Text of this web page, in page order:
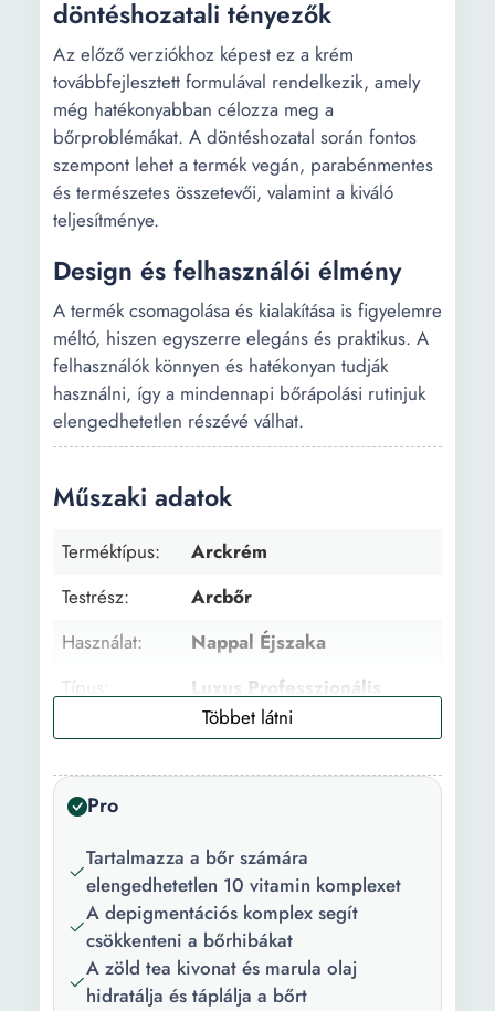
döntéshozatali tényezők
Az előző verziókhoz képest ez a krém
továbbfejlesztett formulával rendelkezik, amely
még hatékonyabban célozza meg a
bőrproblémákat. A döntéshozatal során fontos
szempont lehet a termék vegán, parabénmentes
és természetes összetevői, valamint a kiváló
teljesítménye.
Design és felhasználói élmény
A termék csomagolása és kialakítása is figyelemre
méltó, hiszen egyszerre elegáns és praktikus. A
felhasználók könnyen és hatékonyan tudják
használni, így a mindennapi bőrápolási rutinjuk
elengedhetetlen részévé válhat.
Műszaki adatok
Terméktípus:
Arckrém
Testrész:
Arcbőr
Használat:
Nappal Éjszaka
Típus:
Luxus Professzionális
Fő összetevő:
Hialuronsav Zöld tea
Életkor:
Arcbőr típus:
Zsíros Vegyes
Tökéletlenségekkel
Normális
Állag:
Krém
Tulajdonságok: Parabénmentes Vitaminok
Pro
Tartalmazza a bőr számára
elengedhetetlen 10 vitamin komplexet
A depigmentációs komplex segít
csökkenteni a bőrhibákat
A zöld tea kivonat és marula olaj
hidratálja és táplálja a bőrt